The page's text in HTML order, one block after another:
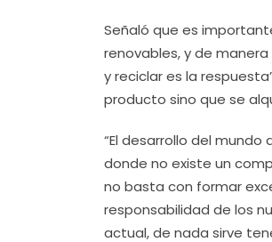
Señaló que es
renovables, y de
y reciclar es la
producto sino que se
“El desarrollo del
donde no existe un
no basta con formar
responsabilidad de los
actual, de nada sirve